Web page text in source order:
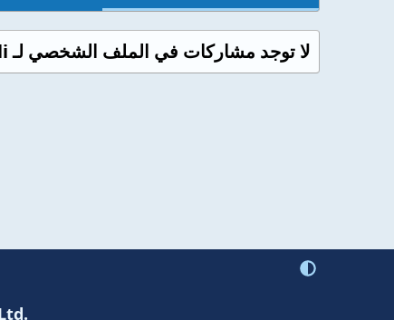
لا توجد مشاركات في الملف الشخصي لـ Dr Nasser Ali حتى الآن.